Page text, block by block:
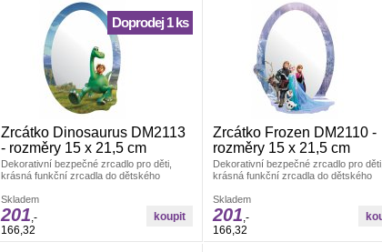
Zrcátko Dinosaurus DM2113
- rozměry 15 x 21,5 cm
Dekorativní bezpečné zrcadlo pro děti,
krásná funkční zrcadla do dětského
Rozměry: 15x21,5 cm.
Doprodej 1 ks
Skladem
201,-
166,32
Zrcátko Frozen DM2110 -
rozměry 15 x 21,5 cm
Dekorativní bezpečné zrcadlo pro děti,
krásná funkční zrcadla do dětského
Rozměry: 15x21,5 cm.
Skladem
201,-
166,32